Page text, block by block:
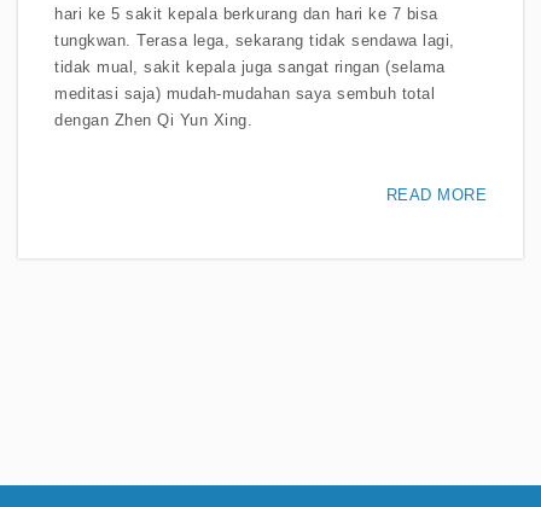
hari ke 5 sakit kepala berkurang dan hari ke 7 bisa
tungkwan. Terasa lega, sekarang tidak sendawa lagi,
tidak mual, sakit kepala juga sangat ringan (selama
meditasi saja) mudah-mudahan saya sembuh total
dengan Zhen Qi Yun Xing.
READ MORE